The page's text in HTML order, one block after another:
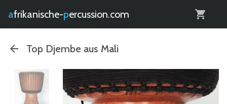
afrikanische- percussion.com
Top Djembe aus Mali